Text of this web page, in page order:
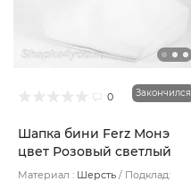
0 Закончился
Шапка бини Ferz Монэ
цвет Розовый светлый
Материал : Шерсть
Подклад: